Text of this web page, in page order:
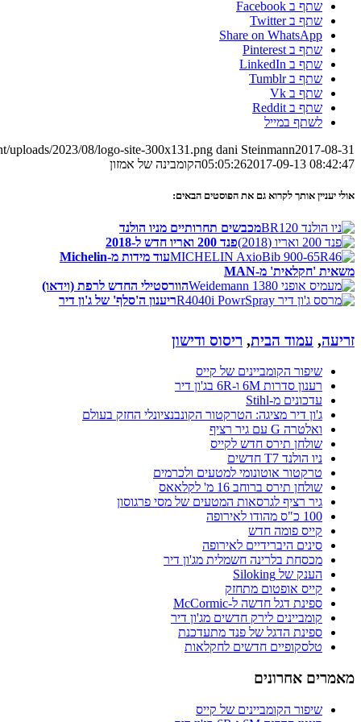
שתף ב Facebook
שתף ב Twitter
Share on WhatsApp
שתף ב Pinterest
שתף ב LinkedIn
שתף ב Tumblr
שתף ב Vk
שתף ב Reddit
לשתף במייל
uploads/2023/08/logo-site-300x131.png dani Steinmann2017-08-31
05:05:262017-09-13 08:42:47 הקומבינה של אמזון
אולי יעניין אותך לקרוא גם את הפוסטים הבאים:
מכבשים תחרותיים מניו הולנד
פנד 200 ואריו חדש ל-2018
עוד מידות מ-Michelin
משאית 'חקלאית' מ-MAN
הוורסטילי החדש לרפת (וידאו)
ריענון ה'סלף' של ג'ון דיר
זריעה, עמוד הבית, ריסוס ודישון
שיפור הקומביינים של קייס
רענון סדרות 6M ו-6R בג'ון דיר
עדכונים מ-Stihl
ג'ון דיר מציגה: הטרקטור הקונבנציונלי החזק בעולם
ואלטרה G עם גיר רציף
שולחן תירס חדש לקייס
ניו הולנד T7 חדשים
טרקטור אוטונומי למטעים ולכרמים
שולחן תירס ברוחב 16 מ' לקלאאס
גיר רציף לגרסאות המטעים של מסי פרגוסון
100 כ"ס מהודו לאירופה
קייס פומה חדש
סינים היברידיים לאירופה
מכסחת בלרינה חשמלית מג'ון דיר
הענק של Siloking
קייס אופטום מתחזק
ספינת דגל חדשה ל-McCormic
קומביינים לירק חדשים מג'ון דיר
ספינת הדגל של פנד מתעדכנת
טלסקופיים חדשים לחקלאות
מאמרים אחרונים
שיפור הקומביינים של קייס